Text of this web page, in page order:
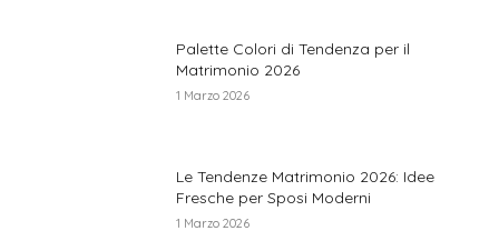
Palette Colori di Tendenza per il
Matrimonio 2026
1 Marzo 2026
Le Tendenze Matrimonio 2026: Idee
Fresche per Sposi Moderni
1 Marzo 2026